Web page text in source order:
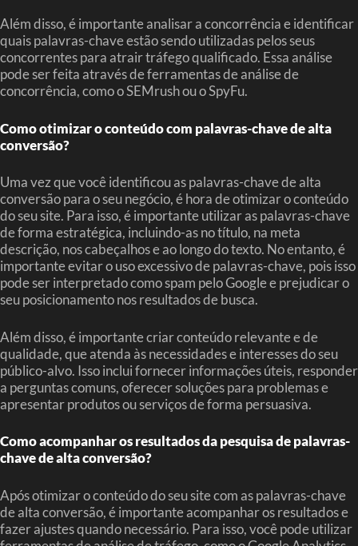
Além disso, é importante analisar a concorrência e identificar
quais palavras-chave estão sendo utilizadas pelos seus
concorrentes para atrair tráfego qualificado. Essa análise
pode ser feita através de ferramentas de análise de
concorrência, como o SEMrush ou o SpyFu.
Como otimizar o conteúdo com palavras-chave de alta
conversão?
Uma vez que você identificou as palavras-chave de alta
conversão para o seu negócio, é hora de otimizar o conteúdo
do seu site. Para isso, é importante utilizar as palavras-chave
de forma estratégica, incluindo-as no título, na meta
descrição, nos cabeçalhos e ao longo do texto. No entanto, é
importante evitar o uso excessivo de palavras-chave, pois isso
pode ser interpretado como spam pelo Google e prejudicar o
seu posicionamento nos resultados de busca.
Além disso, é importante criar conteúdo relevante e de
qualidade, que atenda às necessidades e interesses do seu
público-alvo. Isso inclui fornecer informações úteis, responder
a perguntas comuns, oferecer soluções para problemas e
apresentar produtos ou serviços de forma persuasiva.
Como acompanhar os resultados da pesquisa de palavras-
chave de alta conversão?
Após otimizar o conteúdo do seu site com as palavras-chave
de alta conversão, é importante acompanhar os resultados e
fazer ajustes quando necessário. Para isso, você pode utilizar